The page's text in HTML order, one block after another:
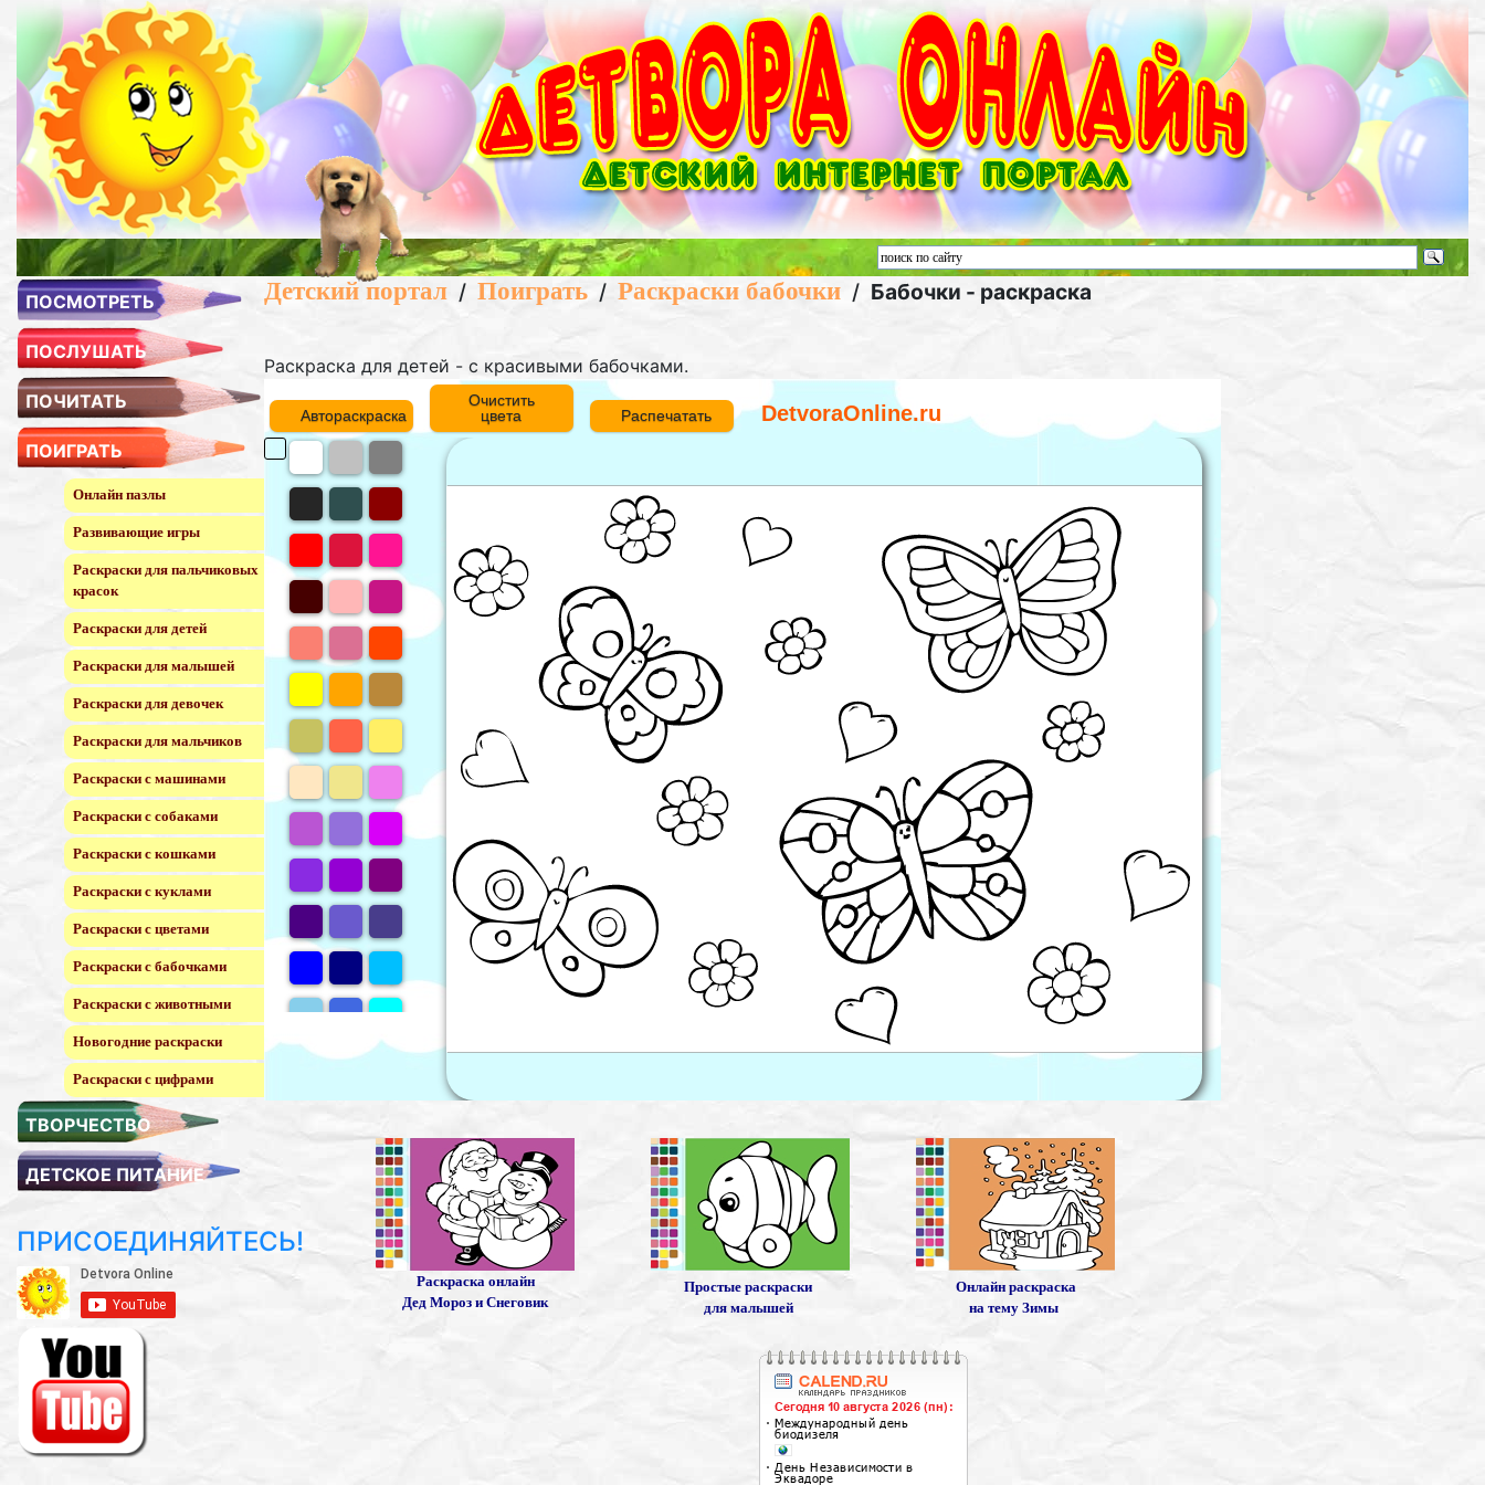
ПОСМОТРЕТЬ
ПОСЛУШАТЬ
ПОЧИТАТЬ
ПОИГРАТЬ
Онлайн пазлы
Развивающие игры
Раскраски для пальчиковых
красок
Раскраски для детей
Раскраски для малышей
Раскраски для девочек
Раскраски для мальчиков
Раскраски с машинами
Раскраски с собаками
Раскраски с кошками
Раскраски с куклами
Раскраски с цветами
Раскраски с бабочками
Раскраски с животными
Новогодние раскраски
Раскраски с цифрами
ТВОРЧЕСТВО
ДЕТСКОЕ ПИТАНИЕ
ПРИСОЕДИНЯЙТЕСЬ!
Детский портал / Поиграть / Раскраски бабочки / Бабочки - раскраска
Раскраска для детей - с красивыми бабочками.
Автораскраска
Очистить
цвета
Распечатать DetvoraOnline.ru
Раскраска онлайн
Дед Мороз и Снеговик
Простые раскраски
для малышей
Онлайн раскраска
на тему Зимы